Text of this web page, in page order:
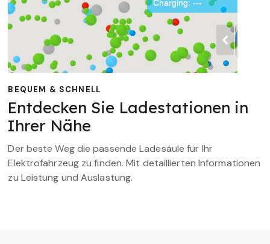
BEQUEM & SCHNELL
Entdecken Sie Ladestationen in
Ihrer Nähe
Der beste Weg die passende Ladesäule für Ihr
Elektrofahrzeug zu finden. Mit detaillierten Informationen
zu Leistung und Auslastung.